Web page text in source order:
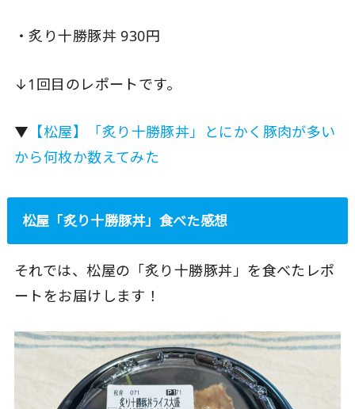
・炙り十勝豚丼 930円
↓1回目のレポートです。
▼ 【松屋】「炙り十勝豚丼」とにかく豚肉が多い
から何枚か数えてみた
松屋「炙り十勝豚丼」食べた感想
それでは、松屋の「炙り十勝豚丼」を食べたレポ
ートをお届けします！